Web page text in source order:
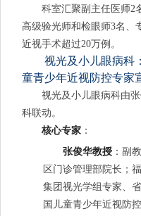
科室汇聚副主任医师2
高级验光师和检眼师3名、
近视手术超过20万例。
视光及小儿眼病科
童青少年近视防控专家
视光及小儿眼病科由
科联动。
核心专家 ：
张俊华教授 ：副
区门诊管理部院长；
集团视光学组专家、
国儿童青少年近视防